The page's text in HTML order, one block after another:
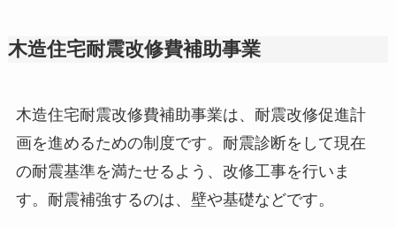
木造住宅耐震改修費補助事業
木造住宅耐震改修費補助事業は、耐震改修促進計
画を進めるための制度です。耐震診断をして現在
の耐震基準を満たせるよう、改修工事を行いま
す。耐震補強するのは、壁や基礎などです。